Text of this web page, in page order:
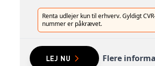
Renta udlejer kun til erhverv. Gyldigt
nummer er påkrævet.
LEJ NU Flere